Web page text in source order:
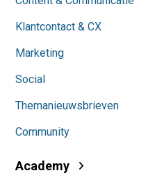
Klantcontact & CX
Marketing
Social
Themanieuwsbrieven
Community
Academy